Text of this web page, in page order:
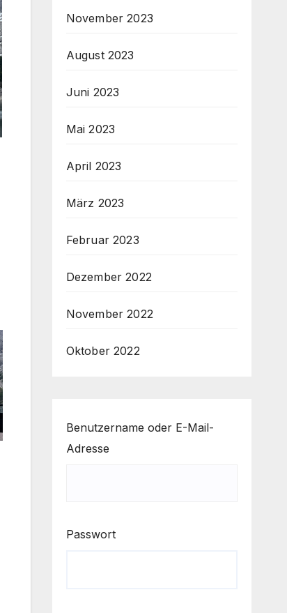
November 2023
August 2023
Juni 2023
Mai 2023
April 2023
März 2023
Februar 2023
Dezember 2022
November 2022
Oktober 2022
Benutzername oder E-Mail-
Adresse
Passwort